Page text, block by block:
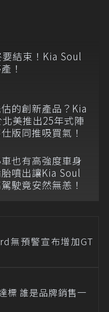
要結束！Kia Soul
！
的創新產品？Kia
美推出25年式陣
版同推吸買氣！
也有高強度車身
噴出讓Kia Soul
駛竟安然無恙！
無預警宣布增加GT
標 誰是品牌銷售一